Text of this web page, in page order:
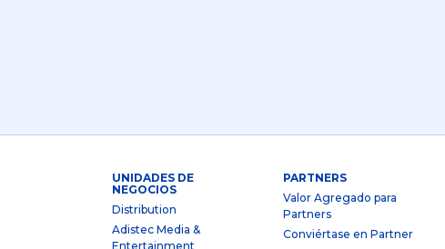
UNIDADES DE
NEGOCIOS
Distribution
Adistec Media &
Entertainment
PARTNERS
Valor Agregado para
Partners
Conviértase en Partner